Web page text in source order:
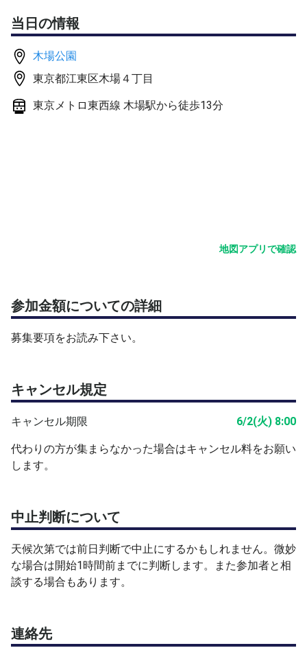
AかBかは最初に申込された方が決められます。
2人の場合はAとします。Bの方は場合によっては13:30か
ら参加可能ですのでご相談下さい。
申込があり次第コートを予約します。
滅多にありませんが先に予約されてしまった場合は申し訳
ございません。
当日の情報
木場公園
東京都江東区木場４丁目
東京メトロ東西線 木場駅から徒歩13分
地図アプリで確認
参加金額についての詳細
募集要項をお読み下さい。
キャンセル規定
キャンセル期限 6/2(火) 8:00
代わりの方が集まらなかった場合はキャンセル料をお願い
します。
中止判断について
天候次第では前日判断で中止にするかもしれません。微妙
な場合は開始1時間前までに判断します。また参加者と相
談する場合もあります。
連絡先